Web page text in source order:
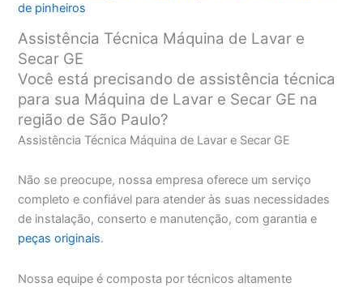
de pinheiros
Assistência Técnica Máquina de Lavar e
Secar GE
Você está precisando de assistência técnica
para sua Máquina de Lavar e Secar GE na
região de São Paulo?
Assistência Técnica Máquina de Lavar e Secar GE
Não se preocupe, nossa empresa oferece um serviço
completo e confiável para atender às suas necessidades
de instalação, conserto e manutenção, com garantia e
peças originais.
Nossa equipe é composta por técnicos altamente